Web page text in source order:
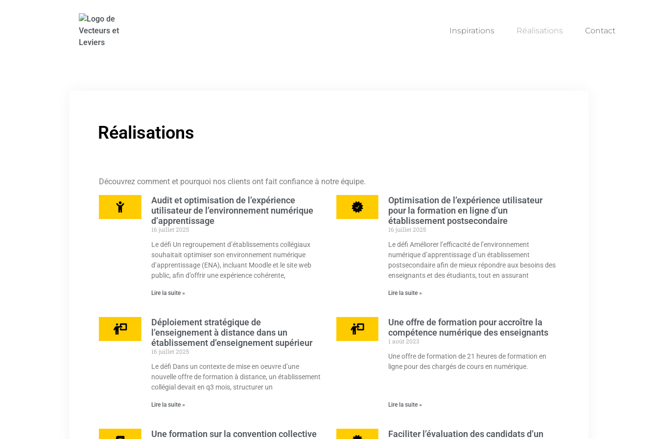
Inspirations Réalisations Contact
Réalisations
Découvrez comment et pourquoi nos clients ont fait confiance à notre équipe.
Audit et optimisation de l’expérience
utilisateur de l’environnement numérique
d’apprentissage
16 juillet 2025
Le défi Un regroupement d’établissements collégiaux
souhaitait optimiser son environnement numérique
d’apprentissage (ENA), incluant Moodle et le site web
public, afin d’offrir une expérience cohérente,
Lire la suite »
Optimisation de l’expérience utilisateur
pour la formation en ligne d’un
établissement postsecondaire
16 juillet 2025
Le défi Améliorer l’efficacité de l’environnement
numérique d’apprentissage d’un établissement
postsecondaire afin de mieux répondre aux besoins des
enseignants et des étudiants, tout en assurant
Lire la suite »
Déploiement stratégique de
l’enseignement à distance dans un
établissement d’enseignement supérieur
16 juillet 2025
Le défi Dans un contexte de mise en oeuvre d’une
nouvelle offre de formation à distance, un établissement
collégial devait en q3 mois, structurer un
Lire la suite »
Une offre de formation pour accroître la
compétence numérique des enseignants
1 août 2023
Une offre de formation de 21 heures de formation en
ligne pour des chargés de cours en numérique.
Lire la suite »
Une formation sur la convention collective Faciliter l’évaluation des candidats d’un